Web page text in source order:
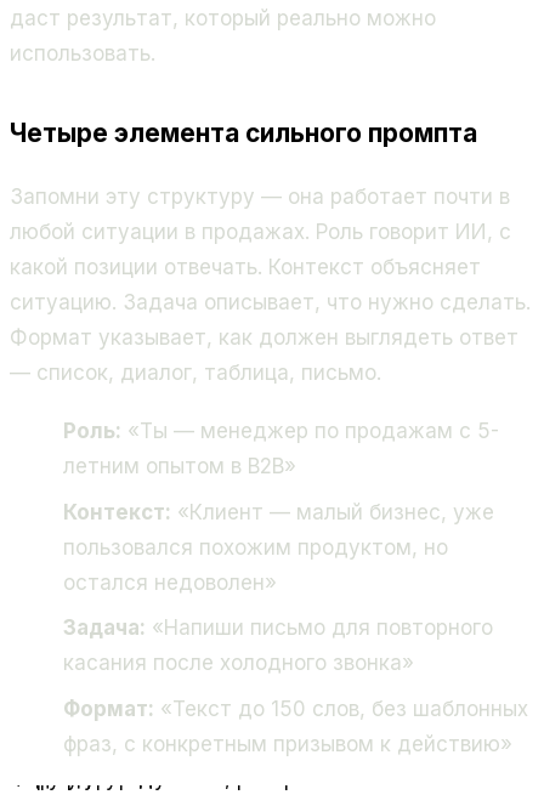
даст результат, который реально можно
использовать.
Четыре элемента сильного промпта
Запомни эту структуру — она работает почти в
любой ситуации в продажах. Роль говорит ИИ, с
какой позиции отвечать. Контекст объясняет
ситуацию. Задача описывает, что нужно сделать.
Формат указывает, как должен выглядеть ответ
— список, диалог, таблица, письмо.
Роль: «Ты — менеджер по продажам с 5-
летним опытом в B2B»
Контекст: «Клиент — малый бизнес, уже
пользовался похожим продуктом, но
остался недоволен»
Задача: «Напиши письмо для повторного
касания после холодного звонка»
Формат: «Текст до 150 слов, без шаблонных
фраз, с конкретным призывом к действию»